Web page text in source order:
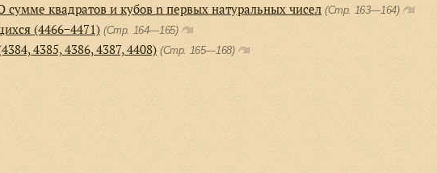
сумме квадратов и кубов n первых натуральных чисел (Стр. 163—164)
(4466−4471) (Стр. 164—165)
4385, 4386, 4387, 4408) (Стр. 165—168)